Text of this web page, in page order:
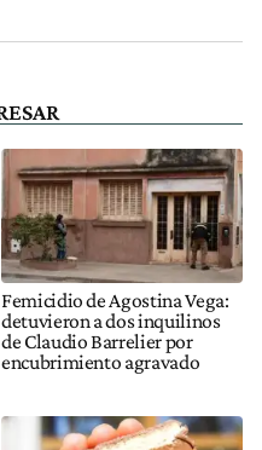
Femicidio de Agostina Vega:
detuvieron a dos inquilinos
de Claudio Barrelier por
encubrimiento agravado